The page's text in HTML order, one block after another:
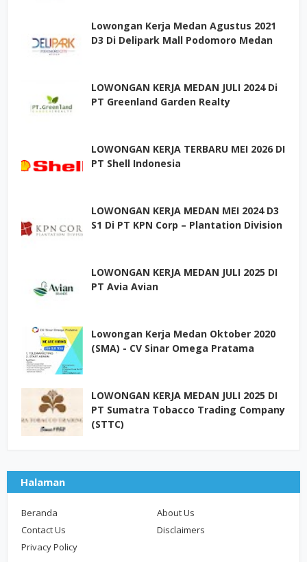
Lowongan Kerja Medan Agustus 2021
D3 Di Delipark Mall Podomoro Medan
LOWONGAN KERJA MEDAN JULI 2024 Di
PT Greenland Garden Realty
LOWONGAN KERJA TERBARU MEI 2026 DI
PT Shell Indonesia
LOWONGAN KERJA MEDAN MEI 2024 D3
S1 Di PT KPN Corp – Plantation Division
LOWONGAN KERJA MEDAN JULI 2025 DI
PT Avia Avian
Lowongan Kerja Medan Oktober 2020
(SMA) - CV Sinar Omega Pratama
LOWONGAN KERJA MEDAN JULI 2025 DI
PT Sumatra Tobacco Trading Company
(STTC)
Halaman
Beranda
About Us
Contact Us
Disclaimers
Privacy Policy